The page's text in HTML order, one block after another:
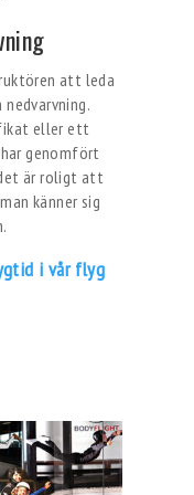
att leda
eller ett
genomfört
är roligt att
känner sig
i vår flyg